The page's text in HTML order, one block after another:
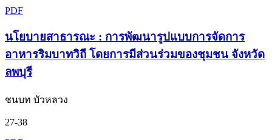
PDF
นโยบายสาธารณะ : การพัฒนารูปแบบการจัดการ
อาหารริมบาทวิถี โดยการมีส่วนร่วมของชุมชน จังหวัด
ลพบุรี
ชนบท บัวหลวง
27-38